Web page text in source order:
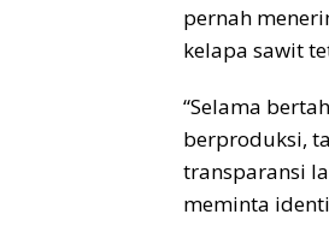
pernah
kelapa sawit
“Selama
berproduksi,
transparansi
meminta